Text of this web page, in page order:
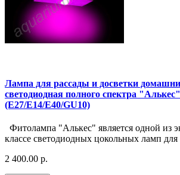
Лампа для рассады и досветки
светодиодная полного спектра
(Е27/Е14/Е40/GU10)
Фитолампа "Алькес" является одной из
классе светодиодных цокольных ламп для
2 400.00 р.